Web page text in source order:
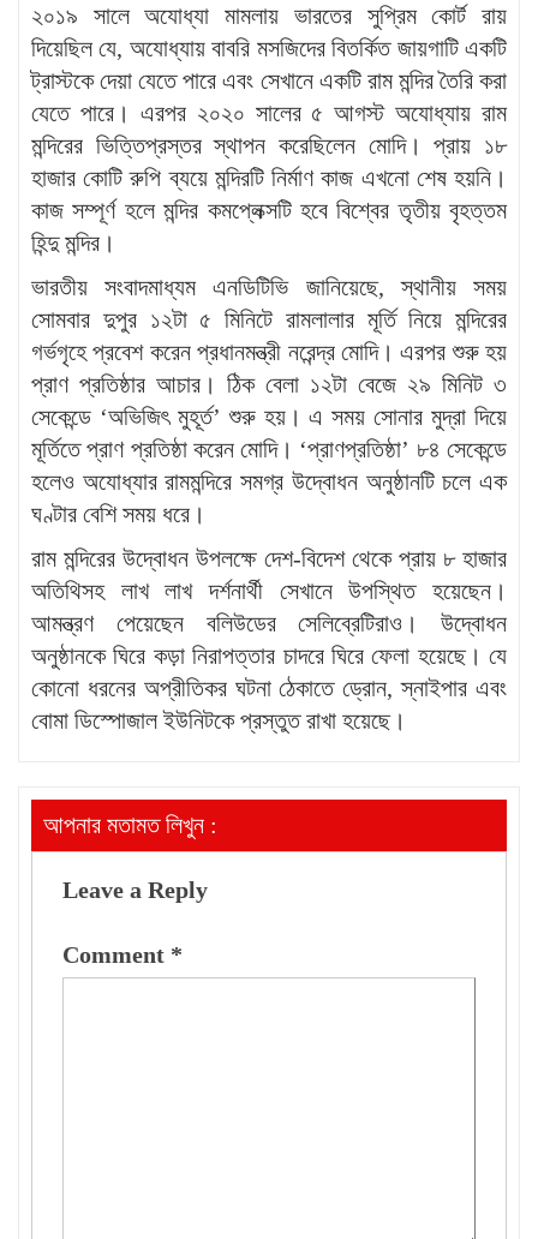
২০১৯ সালে অযোধ্যা মামলায় ভারতের সুপ্রিম কোর্ট রায়
দিয়েছিল যে, অযোধ্যায় বাবরি মসজিদের বিতর্কিত জায়গাটি একটি
ট্রাস্টকে দেয়া যেতে পারে এবং সেখানে একটি রাম মন্দির তৈরি করা
যেতে পারে। এরপর ২০২০ সালের ৫ আগস্ট অযোধ্যায় রাম
মন্দিরের ভিত্তিপ্রস্তর স্থাপন করেছিলেন মোদি। প্রায় ১৮
হাজার কোটি রুপি ব্যয়ে মন্দিরটি নির্মাণ কাজ এখনো শেষ হয়নি।
কাজ সম্পূর্ণ হলে মন্দির কমপ্লেক্সটি হবে বিশ্বের তৃতীয় বৃহত্তম
হিন্দু মন্দির।
ভারতীয় সংবাদমাধ্যম এনডিটিভি জানিয়েছে, স্থানীয় সময়
সোমবার দুপুর ১২টা ৫ মিনিটে রামলালার মূর্তি নিয়ে মন্দিরের
গর্ভগৃহে প্রবেশ করেন প্রধানমন্ত্রী নরেন্দ্র মোদি। এরপর শুরু হয়
প্রাণ প্রতিষ্ঠার আচার। ঠিক বেলা ১২টা বেজে ২৯ মিনিট ৩
সেকেন্ডে ‘অভিজিৎ মুহূর্ত’ শুরু হয়। এ সময় সোনার মুদ্রা দিয়ে
মূর্তিতে প্রাণ প্রতিষ্ঠা করেন মোদি। ‘প্রাণপ্রতিষ্ঠা’ ৮৪ সেকেন্ডে
হলেও অযোধ্যার রামমন্দিরে সমগ্র উদ্বোধন অনুষ্ঠানটি চলে এক
ঘণ্টার বেশি সময় ধরে।
রাম মন্দিরের উদ্বোধন উপলক্ষে দেশ-বিদেশ থেকে প্রায় ৮ হাজার
অতিথিসহ লাখ লাখ দর্শনার্থী সেখানে উপস্থিত হয়েছেন।
আমন্ত্রণ পেয়েছেন বলিউডের সেলিব্রেটিরাও। উদ্বোধন
অনুষ্ঠানকে ঘিরে কড়া নিরাপত্তার চাদরে ঘিরে ফেলা হয়েছে। যে
কোনো ধরনের অপ্রীতিকর ঘটনা ঠেকাতে ড্রোন, স্নাইপার এবং
বোমা ডিস্পোজাল ইউনিটকে প্রস্তুত রাখা হয়েছে।
আপনার মতামত লিখুন :
Leave a Reply
Comment *